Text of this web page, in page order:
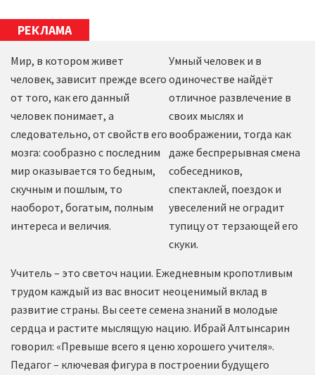
РЕКЛАМА
Мир, в котором живет
человек, зависит прежде всего
от того, как его данный
человек понимает, а
следовательно, от свойств его
мозга: сообразно с последним
мир оказывается то бедным,
скучным и пошлым, то
наоборот, богатым, полным
интереса и величия.
Умный человек и в
одиночестве найдёт
отличное развлечение в
своих мыслях и
воображении, тогда как
даже беспрерывная смена
собеседников,
спектаклей, поездок и
увеселений не оградит
тупицу от терзающей его
скуки.
Учитель – это светоч нации. Ежедневным кропотливым
трудом каждый из вас вносит неоценимый вклад в
развитие страны. Вы сеете семена знаний в молодые
сердца и растите мыслящую нацию. Ибрай Алтынсарин
говорил: «Превыше всего я ценю хорошего учителя».
Педагог – ключевая фигура в построении будущего